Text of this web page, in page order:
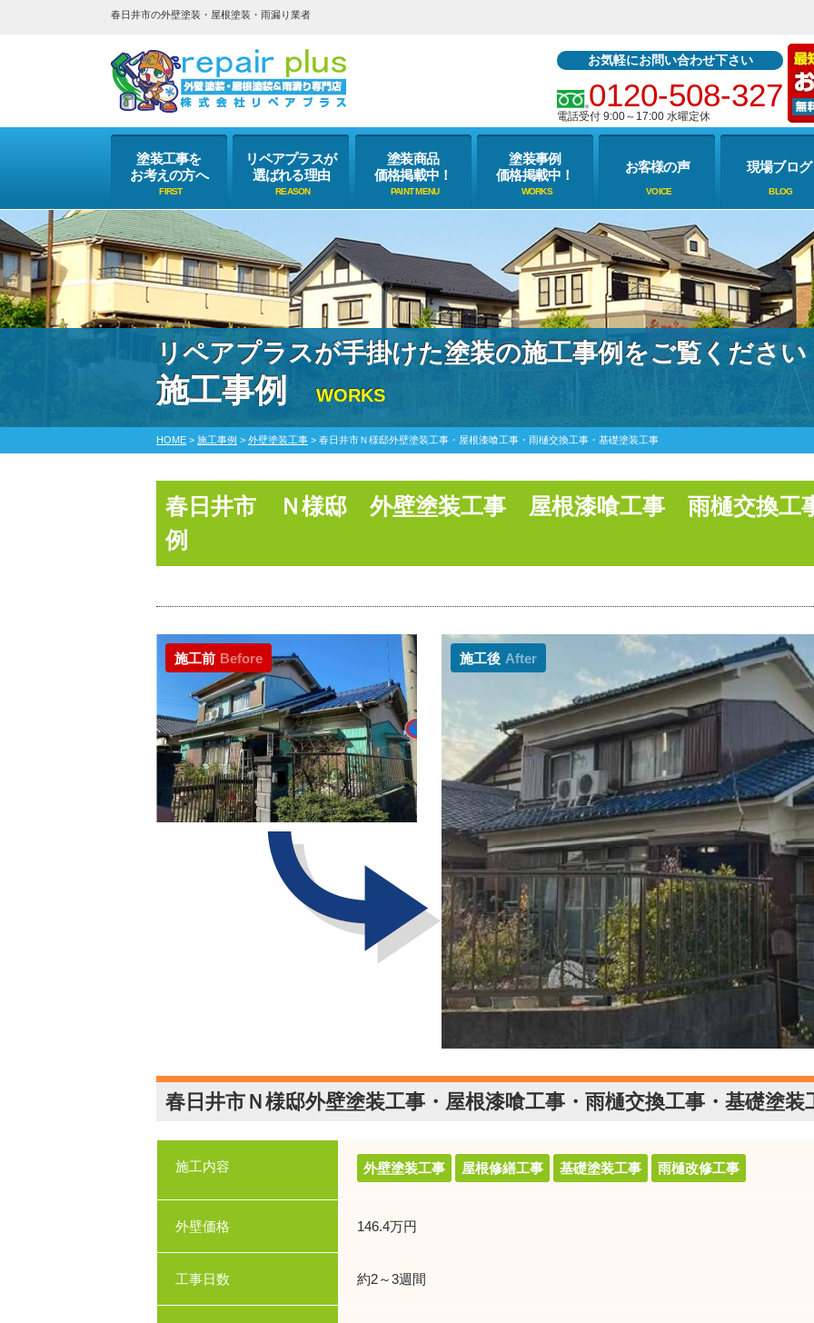
春日井市の外壁塗装・屋根塗装・雨漏り業者
お気軽にお問い合わせ下さい
0120-508-327
電話受付 9:00～17:00 水曜定休
塗装工事を
お考えの方へ
リペアプラスが
選ばれる理由
塗装商品
価格掲載中！
塗装事例
価格掲載中！
お客様の声 現場ブログ
リペアプラスが手掛けた塗装の施工事例をご覧ください
施工事例 WORKS
HOME > 施工事例 > 外壁塗装工事 > 春日井市Ｎ様邸外壁塗装工事・屋根漆喰工事・雨樋交換工事・基礎塗装工事
春日井市 Ｎ様邸 外壁塗装工事 屋根漆喰工事 雨樋交換工
例
施工後 After
施工前 Before
春日井市Ｎ様邸外壁塗装工事・屋根漆喰工事・雨樋交換工事・基礎塗
施工内容 外壁塗装工事 屋根修繕工事 基礎塗装工事 雨樋改修工事
外壁価格 146.4万円
工事日数 約2～3週間